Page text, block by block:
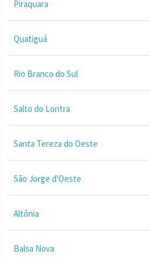
Piraquara
Quatiguá
Rio Branco do Sul
Salto do Lontra
Santa Tereza do Oeste
São Jorge d'Oeste
Altônia
Balsa Nova